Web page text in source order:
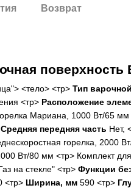
Возврат
поверхность
<тело> <тр> Тип
<тр> Расположение
Мариана, 1000 Вт/65 мм
Средняя передняя часть Нет,
горелка, 2000
Вт/80 мм <тр> Комплект
на стекле" <тр> Функции
<тр> Ширина, мм590 <тр>